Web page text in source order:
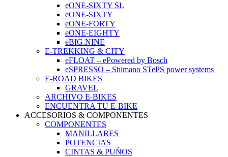
eONE-SIXTY SL
eONE-SIXTY
eONE-FORTY
eONE-EIGHTY
eBIG.NINE
E-TREKKING & CITY
eFLOAT – ePowered by Bosch
eSPRESSO – Shimano STePS power systems
E-ROAD BIKES
GRAVEL
ARCHIVO E-BIKES
ENCUENTRA TU E-BIKE
ACCESORIOS & COMPONENTES
COMPONENTES
MANILLARES
POTENCIAS
CINTAS & PUÑOS